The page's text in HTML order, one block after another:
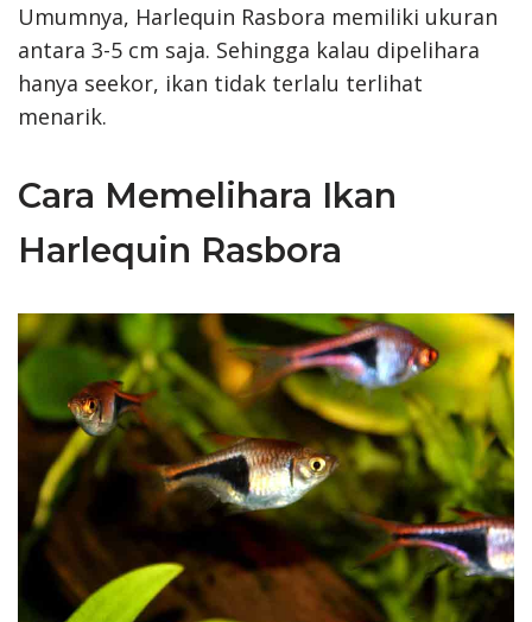
Umumnya, Harlequin Rasbora memiliki ukuran
antara 3-5 cm saja. Sehingga kalau dipelihara
hanya seekor, ikan tidak terlalu terlihat
menarik.
Cara Memelihara Ikan
Harlequin Rasbora